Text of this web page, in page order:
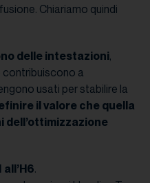
Chiariamo quindi
delle intestazioni,
contribuiscono a
usati per stabilire la
il valore che quella
dell’ottimizzazione
all’H6.